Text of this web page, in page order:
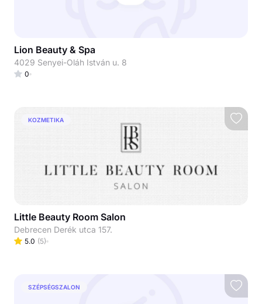
Lion Beauty & Spa
4029 Senyei-Oláh István u. 8
0
KOZMETIKA
Little Beauty Room Salon
Debrecen Derék utca 157.
5.0 (5)
SZÉPSÉGSZALON